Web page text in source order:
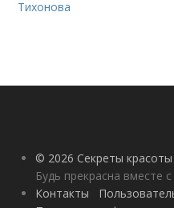
Тихонова
© 2026 Секреты
Будь прекрасна вместе
Контакты